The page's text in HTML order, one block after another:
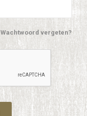
Wachtwoord vergeten?